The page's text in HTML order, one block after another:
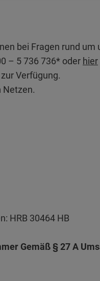
bei Fragen rund um
– 5 736 736* oder hier
Verfügung.
Netzen.
HRB 30464 HB
Gemäß § 27 A